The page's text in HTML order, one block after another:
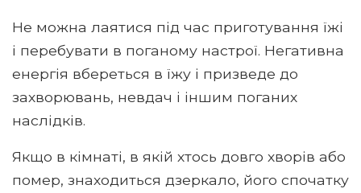
Не можна лаятися під час приготування їжі
і перебувати в поганому настрої. Негативна
енергія вбереться в їжу і призведе до
захворювань, невдач і іншим поганих
наслідків.
Якщо в кімнаті, в якій хтось довго хворів або
помер, знаходиться дзеркало, його спочатку